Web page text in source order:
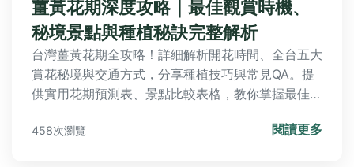
薑黃花期深度攻略｜最佳觀賞時機、
秘境景點與種植秘訣完整解析
台灣薑黃花期全攻略！詳細解析開花時間、全台五大
賞花秘境與交通方式，分享種植技巧與常見QA。提
供實用花期預測表、景點比較表格，教你掌握最佳賞
問。
458次瀏覽 閱讀更多